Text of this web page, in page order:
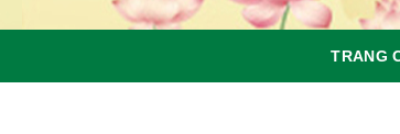
TRANG